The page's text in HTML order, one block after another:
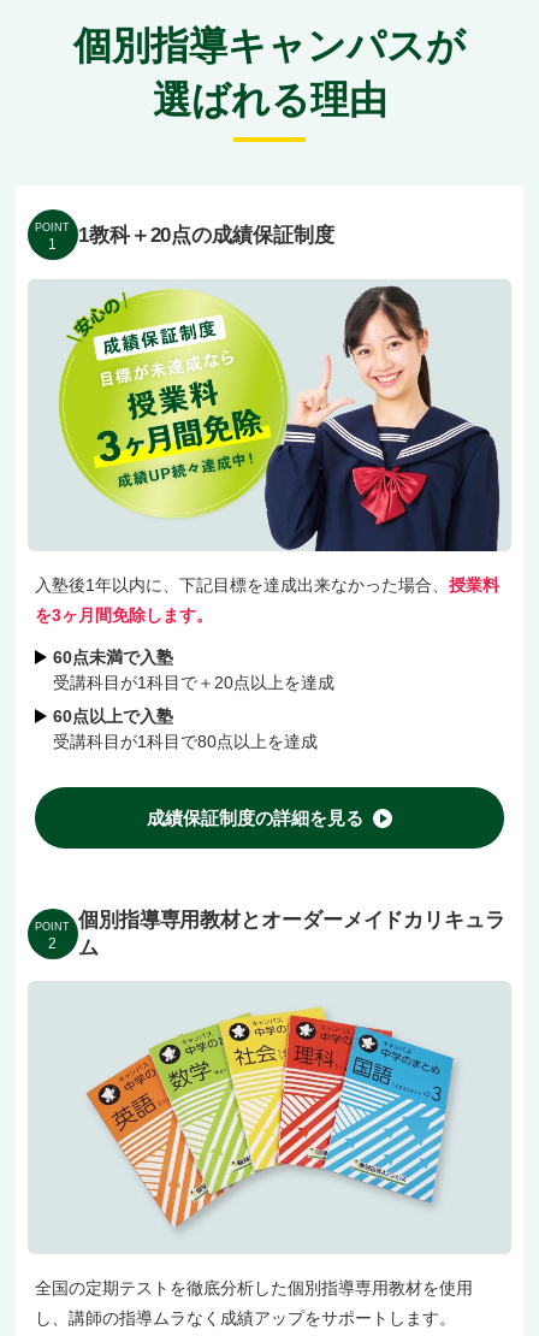
もちろん授業を担当するのは優しい講師陣で、お
子様のすぐ近くで指導しますので、内気なお子様
地元の大柏小・大野小、第五中・下貝塚中、市川
東高・市川高・昭和学院高などの生徒さんが在籍
中。市川市・松戸市方面の学校事情に対応中で
す。
授業料は地域最安水準でご家計に優しく、「1科
目＋20点」未達3ヶ月授業料免除の独自保証、お
休みもカバーする無料振替制度もご用意しまし
JR武蔵野線「市川大野駅」から徒歩7分の立地
で、市川市北部・松戸市方面の幅広いご家庭から
お越しいただいています。
ひご相談くださいね！
個別指導キャンパスが
選ばれる理由
POINT
1 1教科＋20点の成績保証制度
入塾後1年以内に、下記目標を達成出来なかった場合、 授業料
を3ヶ月間免除します。
60点未満で入塾
受講科目が1科目で＋20点以上を達成
60点以上で入塾
受講科目が1科目で80点以上を達成
成績保証制度の詳細を見る
POINT
2
個別指導専用教材とオーダーメイドカリキュラ
ム
全国の定期テストを徹底分析した個別指導専用教材を使用
し、講師の指導ムラなく成績アップをサポートします。